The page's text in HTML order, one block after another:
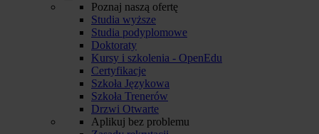
Poznaj naszą ofertę
Studia wyższe
Studia podyplomowe
Doktoraty
Kursy i szkolenia - OpenEdu
Certyfikacje
Szkoła Językowa
Szkoła Trenerów
Drzwi Otwarte
Aplikuj bez problemu